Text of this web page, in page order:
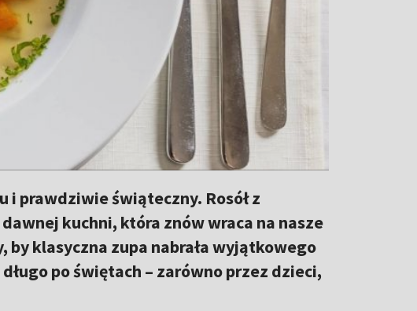
i prawdziwie świąteczny. Rosół z
kuchni, która znów wraca na nasze
by klasyczna zupa nabrała wyjątkowego
po świętach – zarówno przez dzieci,